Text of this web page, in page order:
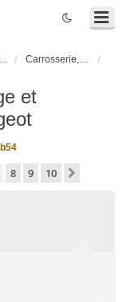
et Questions Carrosserie, électronique véhicule et habitacle
et
8 9 10